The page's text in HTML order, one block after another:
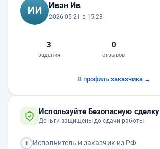
Иван Ив
2026-05-21 в 15:23
3
задания
0
отзывов
В профиль заказчика →
Используйте Безопасную сделку
Деньги защищены до сдачи работы
1 Исполнитель и заказчик из РФ